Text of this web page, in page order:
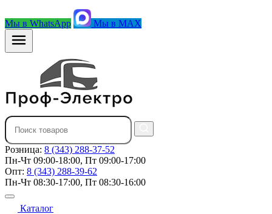
Мы в WhatsApp Мы в MAX
Розница: 8 (343) 288-37-52
Пн-Чт 09:00-18:00, Пт 09:00-17:00
Опт: 8 (343) 288-39-62
Пн-Чт 08:30-17:00, Пт 08:30-16:00
Каталог